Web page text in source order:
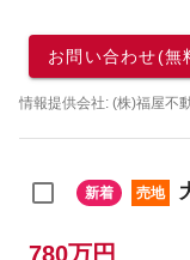
お問い合わせ(無
情報提供会社: (株)福屋
新着 売地
780万円